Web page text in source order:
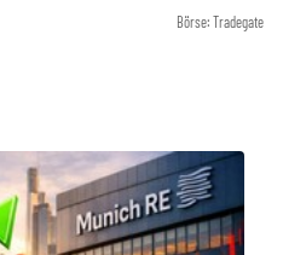
Börse: Tradegate